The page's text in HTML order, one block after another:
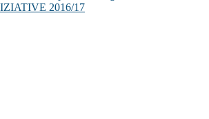
2016/17